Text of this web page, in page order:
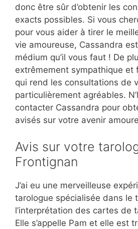
donc être sûr d’obtenir les
exacts possibles. Si vous
pour vous aider à tirer le
vie amoureuse, Cassandra
médium qu’il vous faut ! De
extrêmement sympathique et
qui rend les consultations de
particulièrement agréables.
contacter Cassandra pour
avisés sur votre avenir
Avis sur votre
Frontignan
J’ai eu une merveilleuse
tarologue spécialisée dans le
l’interprétation des cartes de
Elle s’appelle Pam et elle est